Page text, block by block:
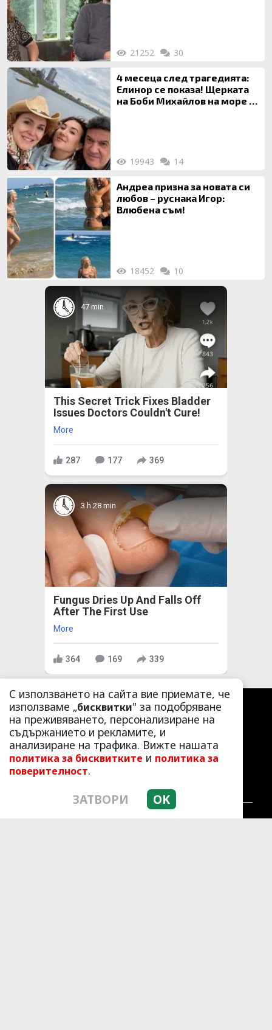
21252 30
4 месеца след трагедията:
Елинор се показа! Щерката
на Боби Михайлов на море с
19943 14
Андреа призна за новата си
любов – руснака Игор:
Влюбена съм!
18452 10
47 min
This Secret Trick Fixes Bladder
Issues Doctors Couldn't Cure!
More
287 177 369
3 h 28 min
Fungus Dries Up And Falls Off
After The First Use
More
364 169 339
С използването на сайта вие приемате, че
използваме „бисквитки" за подобряване
на преживяването, персонализиране на
съдържанието и рекламите, и
анализиране на трафика. Вижте нашата
политика за бисквитките и политика за
поверителност.
ЗАТВОРИ OK